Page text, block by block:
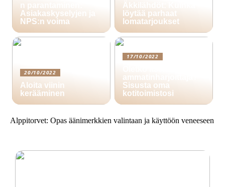
n parantaminen:
Asiakaskyselyjen ja
NPS:n voima
Äkkilähdöt: Kuinka
löytää parhaat
lomatarjoukset
20/10/2022
Aloita viinin
kerääminen
17/10/2022
ammatinharjoittaja?
Sisusta oma
kotitoimistosi
Alppitorvet: Opas äänimerkkien valintaan ja käyttöön veneeseen